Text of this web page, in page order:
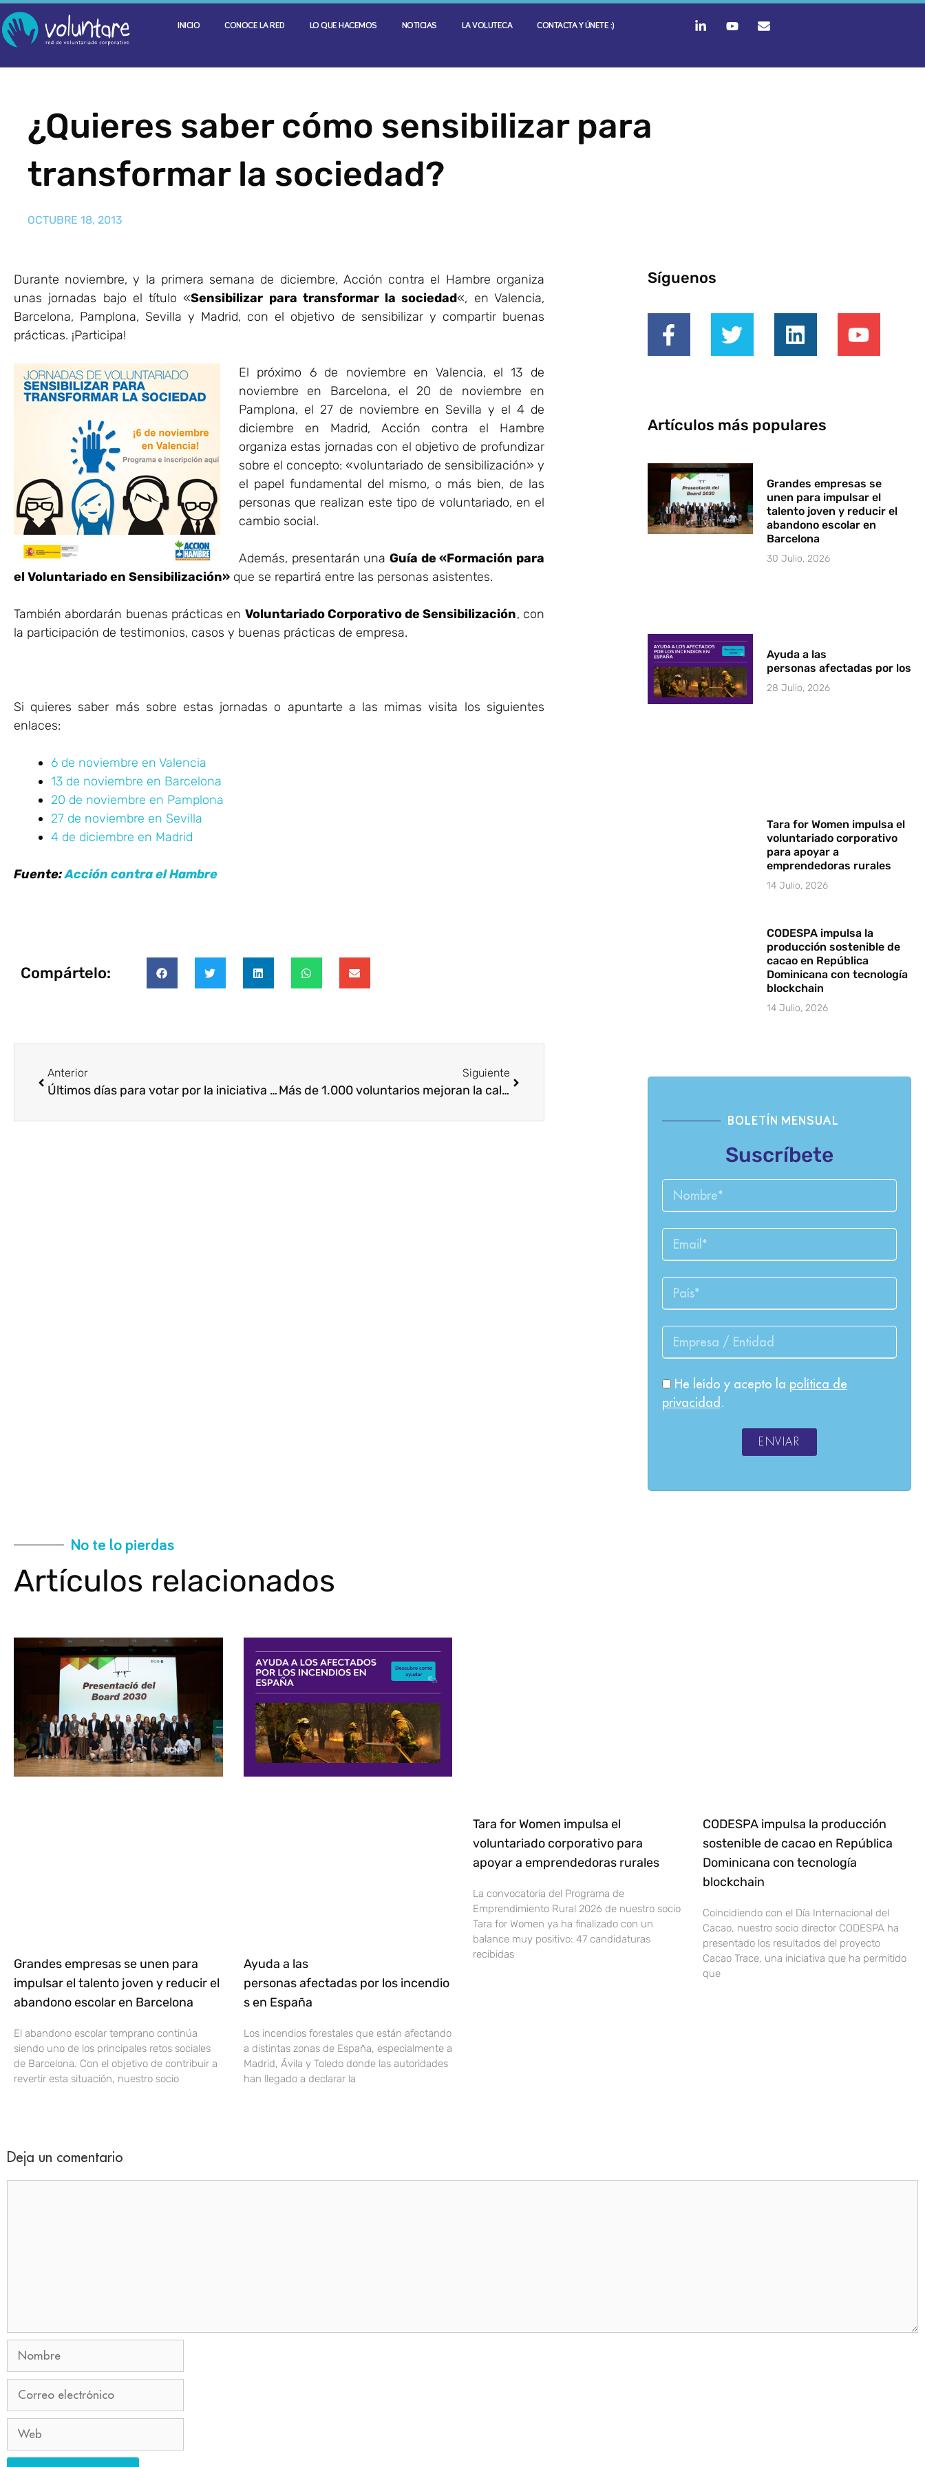
INICIO CONOCE LA RED LO QUE HACEMOS NOTICIAS LA VOLUTECA CONTACTA Y ÚNETE :)
¿Quieres saber cómo sensibilizar para
transformar la sociedad?
OCTUBRE 18, 2013
Durante noviembre, y la primera semana de diciembre, Acción contra el Hambre organiza
unas jornadas bajo el título «Sensibilizar para transformar la sociedad«, en Valencia,
Barcelona, Pamplona, Sevilla y Madrid, con el objetivo de sensibilizar y compartir buenas
prácticas. ¡Participa!
El próximo 6 de noviembre en Valencia, el 13 de
noviembre en Barcelona, el 20 de noviembre en
Pamplona, el 27 de noviembre en Sevilla y el 4 de
diciembre en Madrid, Acción contra el Hambre
organiza estas jornadas con el objetivo de profundizar
sobre el concepto: «voluntariado de sensibilización» y
el papel fundamental del mismo, o más bien, de las
personas que realizan este tipo de voluntariado, en el
cambio social.
Además, presentarán una Guía de «Formación para
el Voluntariado en Sensibilización» que se repartirá entre las personas asistentes.
También abordarán buenas prácticas en Voluntariado Corporativo de Sensibilización, con
la participación de testimonios, casos y buenas prácticas de empresa.
Si quieres saber más sobre estas jornadas o apuntarte a las mimas visita los siguientes
enlaces:
6 de noviembre en Valencia
13 de noviembre en Barcelona
20 de noviembre en Pamplona
27 de noviembre en Sevilla
4 de diciembre en Madrid
Fuente:Acción contra el Hambre
Compártelo:
Anterior
Últimos días para votar por la iniciativa de cocinas eficientes que Fundación CODESPA desarrolla en Vietnam
Siguiente
Más de 1.000 voluntarios mejoran la calidad de vida de 12.000 personas en la VII Edición del Día Solidario de las Empresas
Síguenos
Artículos más populares
Grandes empresas se
unen para impulsar el
talento joven y reducir el
abandono escolar en
Barcelona
30 Julio, 2026
Ayuda a las
personas afectadas por los
28 Julio, 2026
Tara for Women impulsa el
voluntariado corporativo
para apoyar a
emprendedoras rurales
14 Julio, 2026
CODESPA impulsa la
producción sostenible de
cacao en República
Dominicana con tecnología
blockchain
14 Julio, 2026
BOLETÍN MENSUAL
Suscríbete
He leído y acepto la política de
privacidad .
ENVIAR
No te lo pierdas
Artículos relacionados
Grandes empresas se unen para
impulsar el talento joven y reducir el
abandono escolar en Barcelona
El abandono escolar temprano continúa
siendo uno de los principales retos sociales
de Barcelona. Con el objetivo de contribuir a
revertir esta situación, nuestro socio
Ayuda a las
personas afectadas por los incendio
s en España
Los incendios forestales que están afectando
a distintas zonas de España, especialmente a
Madrid, Ávila y Toledo donde las autoridades
han llegado a declarar la
Tara for Women impulsa el
voluntariado corporativo para
apoyar a emprendedoras rurales
La convocatoria del Programa de
Emprendimiento Rural 2026 de nuestro socio
Tara for Women ya ha finalizado con un
balance muy positivo: 47 candidaturas
recibidas
CODESPA impulsa la producción
sostenible de cacao en República
Dominicana con tecnología
blockchain
Coincidiendo con el Día Internacional del
Cacao, nuestro socio director CODESPA ha
presentado los resultados del proyecto
Cacao Trace, una iniciativa que ha permitido
que
Deja un comentario